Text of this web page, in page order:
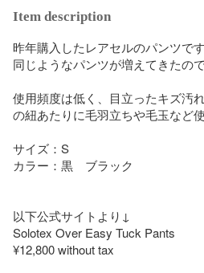
Item description
昨年購入したレアセルのパンツです
同じようなパンツが増えてきたの
使用頻度は低く、目立ったキズ汚
の紐あたりに毛羽立ちや毛玉など
サイズ：S
カラー：黒　ブラック
以下公式サイトより↓
Solotex Over Easy Tuck Pants
¥12,800 without tax